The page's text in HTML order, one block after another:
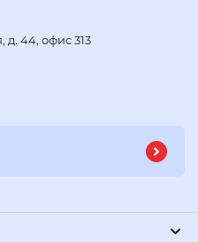
д. 44, офис 313